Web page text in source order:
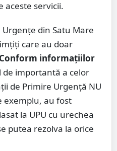
aceste servicii.
din Satu Mare
care au doar
Conform informațiilor
de importantă a celor
de Primire Urgență NU
exemplu, au fost
la UPU cu urechea
putea rezolva la orice